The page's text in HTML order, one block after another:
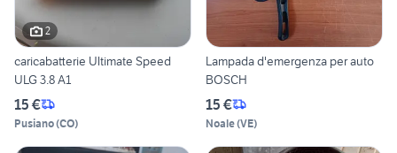
2
caricabatterie Ultimate Speed
ULG 3.8 A1
15 €
Pusiano(CO)
Lampada d'emergenza per auto
BOSCH
15 €
Noale(VE)